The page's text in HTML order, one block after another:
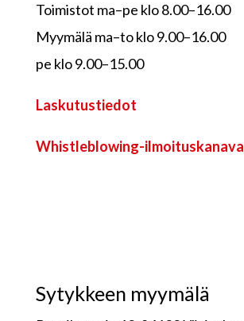
Toimistot ma–pe klo 8.00–16.00
Myymälä ma–to klo 9.00–16.00
pe klo 9.00–15.00
Laskutustiedot
Whistleblowing-ilmoituskanava
Sytykkeen myymälä